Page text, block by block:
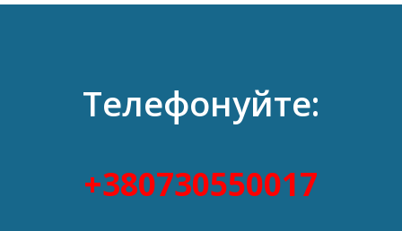
Телефонуйте:
+380730550017